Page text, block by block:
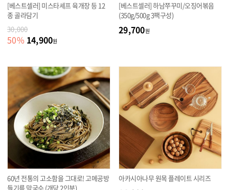
[베스트셀러] 미스타셰프 육개장 등 12
종 골라담기
30,000
50% 14,900원
[베스트셀러] 하남쭈꾸미/오징어볶음
(350g/500g 3팩구성)
29,700원
60년 전통의 고소함을 그대로! 고메공방
들기름 막국수 (개당 2인분)
아카시아나무 원목 플레이트 시리즈